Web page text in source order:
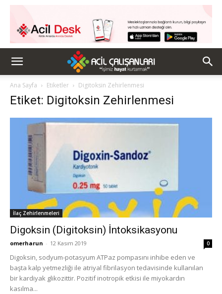
Ana Sayfa Etiketler Digitoksin Zehirlenmesi
Etiket: Digitoksin Zehirlenmesi
İlaç Zehirlenmeleri
Digoksin (Digitoksin) İntoksikasyonu
omerharun - 12 Kasım 2019 0
Digoksin, sodyum-potasyum ATPaz pompasını inhibe eden ve
başta kalp yetmezliği ile atriyal fibrilasyon tedavisinde kullanılan
bir kardiyak glikozittir. Pozitif inotropik etkisi ile miyokardın
kasılma...